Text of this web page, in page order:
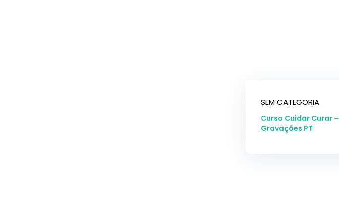
SEM CATEGORIA
Curso Cuidar Curar –
Gravações PT